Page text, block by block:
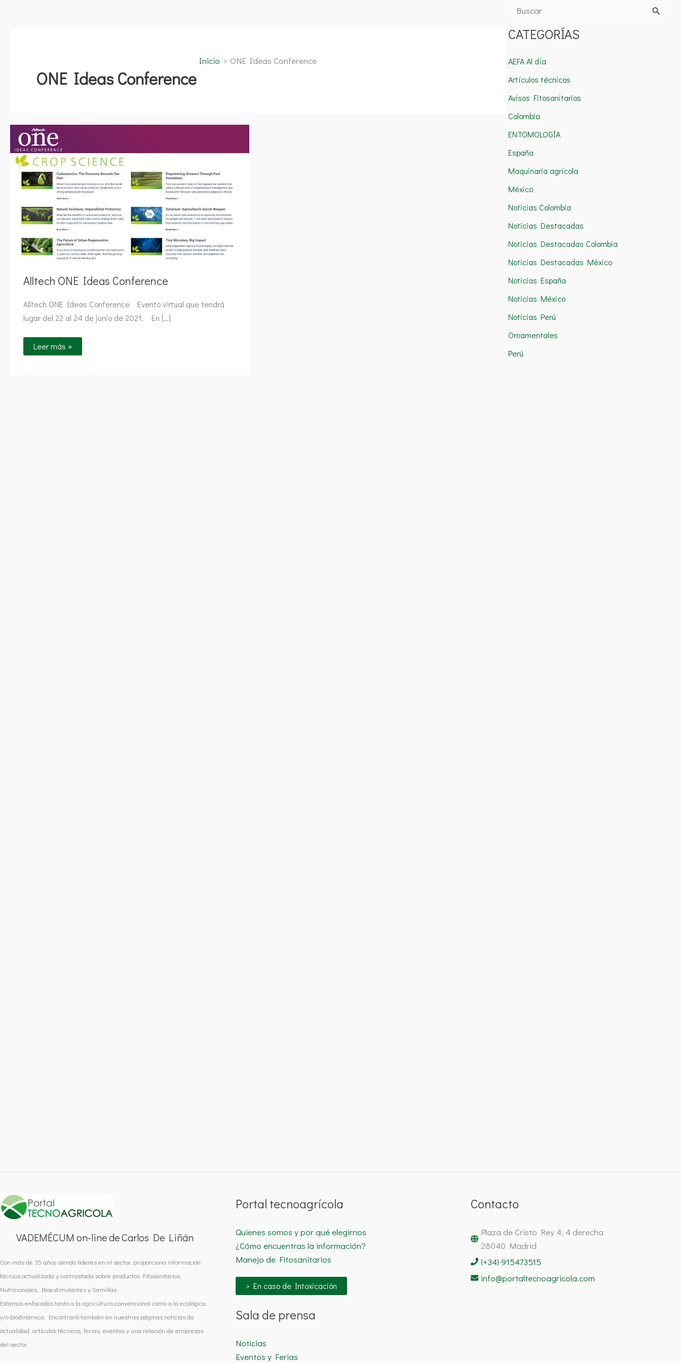
Inicio ONE Ideas Conference
ONE Ideas Conference
Alltech ONE Ideas Conference
Alltech ONE Ideas Conference Evento virtual que tendrá
lugar del 22 al 24 de junio de 2021. En […]
Alltech
ONE
Ideas
Conference
Leer más »
u
c
a
r
:
CATEGORÍAS
AEFA Al día
Artículos técnicos
Avisos Fitosanitarios
Colombia
ENTOMOLOGÍA
España
Maquinaria agrícola
México
Noticias Colombia
Noticias Destacadas
Noticias Destacadas Colombia
Noticias Destacadas México
Noticias España
Noticias México
Noticias Perú
Ornamentales
Perú
VADEMÉCUM on-line de Carlos De Liñán
Con más de 35 años siendo líderes en el sector, proporciona información
técnica actualizada y contrastada sobre productos Fitosanitarios,
Nutricionales, Bioestimulantes y Semillas.
Estamos enfocados tanto a la agricultura convencional como a la ecológica
y/o biodinámica. Encontrará también en nuestras páginas noticias de
actualidad, artículos técnicos, ferias, eventos y una relación de empresas
del sector.
Portal tecnoagrícola
Quienes somos y por qué elegirnos
¿Cómo encuentras la información?
Manejo de Fitosanitarios
> En caso de Intoxicación
Sala de prensa
Noticias
Eventos y Ferias
Contacto
Plaza de Cristo Rey 4, 4 derecha
28040 Madrid
(+34) 915473515
info@portaltecnoagricola.com